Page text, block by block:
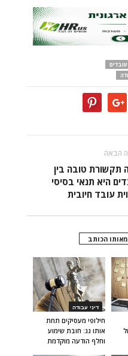
הבאה
תקשורת טובה בין
היא תנאי בסיסי
עובד חיובית
הכותב
דיני עבודה
חילופי מעסיקים תחת
אותו גג: חובת שימוע
וחלף הודעה מוקדמת